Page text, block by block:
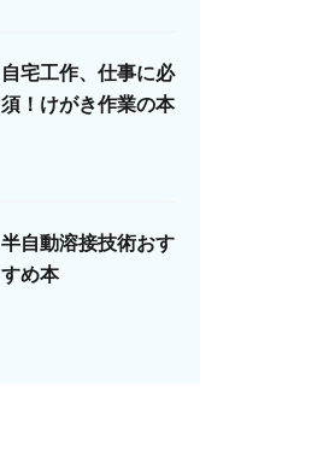
自宅工作、仕事に必
須！けがき作業の本
半自動溶接技術おす
すめ本